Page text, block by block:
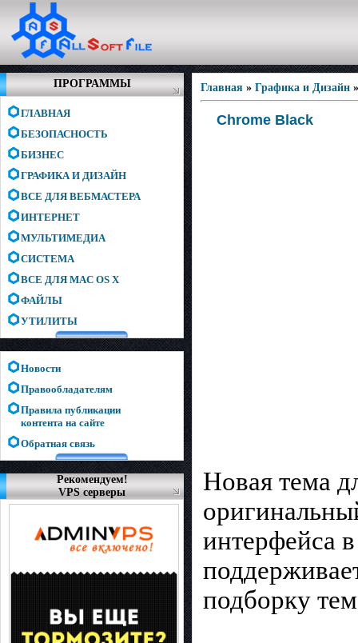
ПРОГРАММЫ
ГЛАВНАЯ
БЕЗОПАСНОСТЬ
БИЗНЕС
ГРАФИКА И ДИЗАЙН
ВСЕ ДЛЯ ВЕБМАСТЕРА
ИНТЕРНЕТ
МУЛЬТИМЕДИА
СИСТЕМА
ВСЕ ДЛЯ MAC OS X
ФАЙЛЫ
УТИЛИТЫ
Новости
Правообладателям
Правила публикации
контента на сайте
Обратная связь
Рекомендуем!
VPS серверы
Главная » Графика и Дизайн
Chrome Black
Новая тема
интерфейса
подборку